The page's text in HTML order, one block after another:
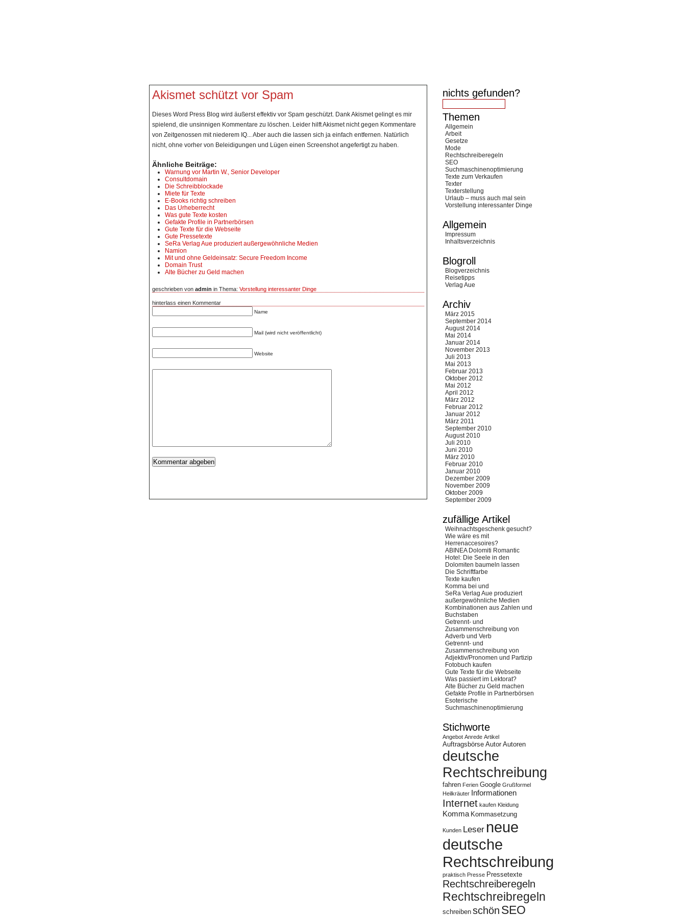
nichts gefunden?
Themen
Allgemein
Arbeit
Gesetze
Mode
Rechtschreiberegeln
SEO
Suchmaschinenoptimierung
Texte zum Verkaufen
Texter
Texterstellung
Urlaub – muss auch mal sein
Vorstellung interessanter Dinge
Allgemein
Impressum
Inhaltsverzeichnis
Blogroll
Blogverzeichnis
Reisetipps
Verlag Aue
Archiv
März 2015
September 2014
August 2014
Mai 2014
Januar 2014
November 2013
Juli 2013
Mai 2013
Februar 2013
Oktober 2012
Mai 2012
April 2012
März 2012
Februar 2012
Januar 2012
März 2011
September 2010
August 2010
Juli 2010
Juni 2010
März 2010
Februar 2010
Januar 2010
Dezember 2009
November 2009
Oktober 2009
September 2009
zufällige Artikel
Weihnachtsgeschenk gesucht?
Wie wäre es mit
Herrenaccesoires?
ABINEA Dolomiti Romantic
Hotel: Die Seele in den
Dolomiten baumeln lassen
Die Schriftfarbe
Texte kaufen
Komma bei und
SeRa Verlag Aue produziert
außergewöhnliche Medien
Kombinationen aus Zahlen und
Buchstaben
Getrennt- und
Zusammenschreibung von
Adverb und Verb
Getrennt- und
Zusammenschreibung von
Adjektiv/Pronomen und Partizip
Fotobuch kaufen
Gute Texte für die Webseite
Was passiert im Lektorat?
Alte Bücher zu Geld machen
Gefakte Profile in Partnerbörsen
Esoterische
Suchmaschinenoptimierung
Stichworte
Angebot Anrede Artikel
Auftragsbörse Autor Autoren
deutsche
Rechtschreibung
fahren Ferien Google Grußformel
Heilkräuter Informationen
Internet kaufen Kleidung
Komma Kommasetzung
Kunden Leser neue
deutsche
Rechtschreibung
praktisch Presse Pressetexte
Rechtschreiberegeln
Rechtschreibregeln
schreiben schön SEO
Akismet schützt vor Spam
Dieses Word Press Blog wird äußerst effektiv vor Spam geschützt. Dank Akismet gelingt es mir
spielend, die unsinnigen Kommentare zu löschen. Leider hilft Akismet nicht gegen Kommentare
von Zeitgenossen mit niederem IQ... Aber auch die lassen sich ja einfach entfernen. Natürlich
nicht, ohne vorher von Beleidigungen und Lügen einen Screenshot angefertigt zu haben.
Ähnliche Beiträge:
Warnung vor Martin W., Senior Developer
Consultdomain
Die Schreibblockade
Miete für Texte
E-Books richtig schreiben
Das Urheberrecht
Was gute Texte kosten
Gefakte Profile in Partnerbörsen
Gute Texte für die Webseite
Gute Pressetexte
SeRa Verlag Aue produziert außergewöhnliche Medien
Namion
Mit und ohne Geldeinsatz: Secure Freedom Income
Domain Trust
Alte Bücher zu Geld machen
geschrieben von admin in Thema: Vorstellung interessanter Dinge
hinterlass einen Kommentar
Name
Mail (wird nicht veröffentlicht)
Website